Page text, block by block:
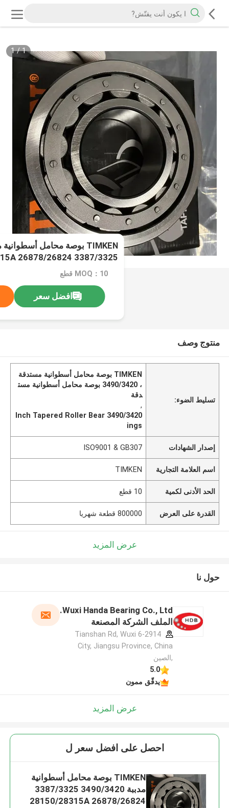
1
/
1
3387/3325 28150/28315A 26878/26824
MOQ：10 قطع
افضل سعر
منتوج وصف
تسليط الضوء:
TIMKEN بوصة محامل أسطوانية مستدقة
، 3490/3420 بوصة محامل أسطوانية مست
دقة
,
3490/3420 Inch Tapered Roller Bear
ings
إصدار الشهادات ISO9001 & GB307
اسم العلامة التجارية TIMKEN
الحد الأدنى لكمية 10 قطع
القدرة على العرض 800000 قطعة شهريا
عرض المزيد
حول نا
Wuxi Handa Bearing Co., Ltd.
الملف الشركة المصنعة
6-2914 Tianshan Rd, Wuxi
City, Jiangsu Province, China
,الصين
5.0
يدقّق ممون
عرض المزيد
احصل على افضل سعر ل
TIMKEN بوصة محامل أسطوانية
مدببة 3490/3420 3387/3325
28150/28315A 26878/26824